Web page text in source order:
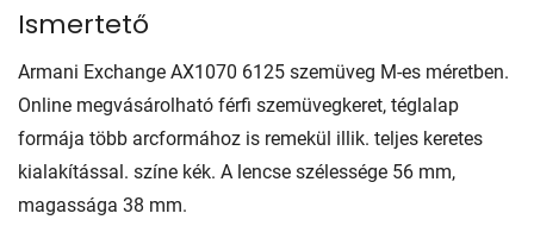
Ismertető
Armani Exchange AX1070 6125 szemüveg M-es méretben.
Online megvásárolható férfi szemüvegkeret, téglalap
formája több arcformához is remekül illik. teljes keretes
kialakítással. színe kék. A lencse szélessége 56 mm,
magassága 38 mm.